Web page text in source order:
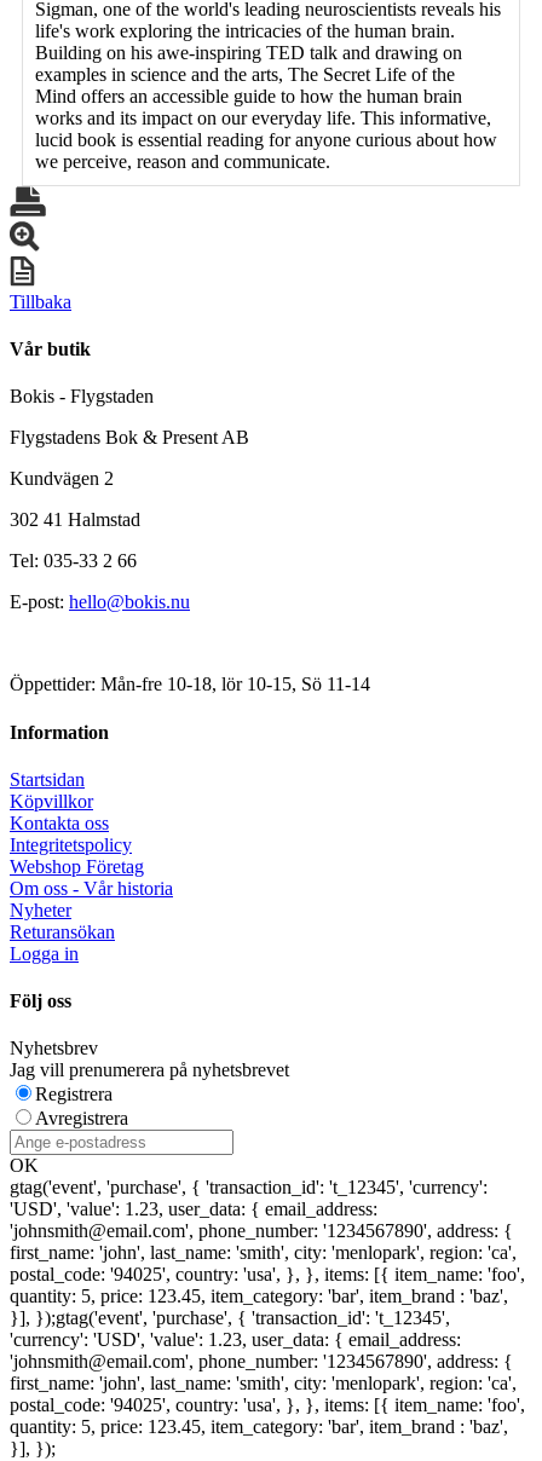
Sigman, one of the world's leading neuroscientists reveals his
life's work exploring the intricacies of the human brain.
Building on his awe-inspiring TED talk and drawing on
examples in science and the arts, The Secret Life of the
Mind offers an accessible guide to how the human brain
works and its impact on our everyday life. This informative,
lucid book is essential reading for anyone curious about how
we perceive, reason and communicate.
Tillbaka
Vår butik
Bokis - Flygstaden
Flygstadens Bok & Present AB
Kundvägen 2
302 41 Halmstad
Tel: 035-33 2 66
E-post: hello@bokis.nu
Öppettider: Mån-fre 10-18, lör 10-15, Sö 11-14
Information
Startsidan
Köpvillkor
Kontakta oss
Integritetspolicy
Webshop Företag
Om oss - Vår historia
Nyheter
Returansökan
Logga in
Följ oss
Nyhetsbrev
Jag vill prenumerera på nyhetsbrevet
Registrera
Avregistrera
OK
gtag('event', 'purchase', { 'transaction_id': 't_12345', 'currency':
'USD', 'value': 1.23, user_data: { email_address:
'johnsmith@email.com', phone_number: '1234567890', address: {
first_name: 'john', last_name: 'smith', city: 'menlopark', region: 'ca',
postal_code: '94025', country: 'usa', }, }, items: [{ item_name: 'foo',
quantity: 5, price: 123.45, item_category: 'bar', item_brand : 'baz',
}], });gtag('event', 'purchase', { 'transaction_id': 't_12345',
'currency': 'USD', 'value': 1.23, user_data: { email_address:
'johnsmith@email.com', phone_number: '1234567890', address: {
first_name: 'john', last_name: 'smith', city: 'menlopark', region: 'ca',
postal_code: '94025', country: 'usa', }, }, items: [{ item_name: 'foo',
quantity: 5, price: 123.45, item_category: 'bar', item_brand : 'baz',
}], });